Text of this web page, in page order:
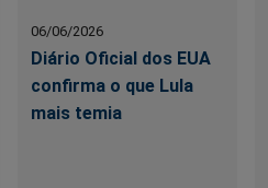
06/06/2026
Diário Oficial dos EUA
confirma o que Lula
mais temia